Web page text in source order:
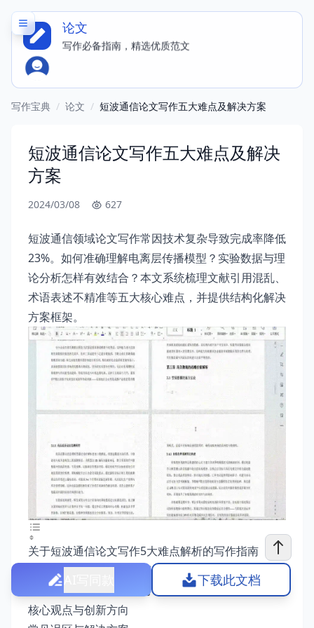
论文
150 + 应用，立即体验写同款内容
写作必备指南，精选优质范文
写作宝典 / 论文 / 短波通信论文写作五大难点及解决方案
短波通信论文写作五大难点及解决
方案
2024/03/08 627
短波通信领域论文写作常因技术复杂导致完成率降低
23%。如何准确理解电离层传播模型？实验数据与理
论分析怎样有效结合？本文系统梳理文献引用混乱、
术语表述不精准等五大核心难点，并提供结构化解决
方案框架。
关于短波通信论文写作5大难点解析的写作指南
写作思路：构建逻辑闭环的解析框架
写作技巧：提升专业性与可读性
核心观点与创新方向
下载此文档